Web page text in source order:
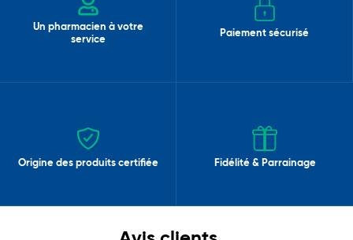
Un pharmacien à votre
service
Paiement sécurisé
Origine des produits certifiée Fidélité & Parrainage